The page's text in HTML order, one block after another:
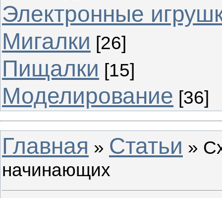
Электронные
Мигалки [26]
Пищалки [15]
Моделирование [36]
Главная » Статьи »
начинающих